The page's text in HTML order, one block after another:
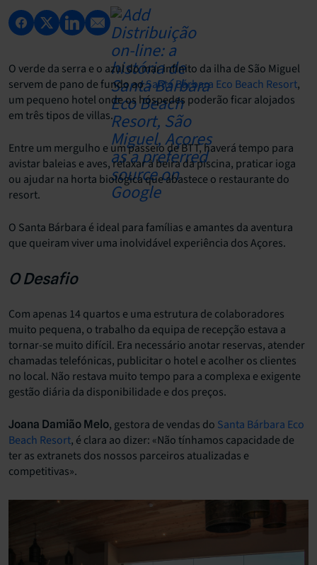
O verde da serra e o azul do mar infinito da ilha de São Miguel
servem de pano de fundo aoSanta Bárbara Eco Beach Resort,
um pequeno hotel onde os hóspedes poderão ficar alojados
em três tipos de villas.
Entre um mergulho e um passeio de BTT, haverá tempo para
avistar baleias e aves, relaxar à beira da piscina, praticar ioga
ou ajudar na horta biológica que abastece o restaurante do
resort.
O Santa Bárbara é ideal para famílias e amantes da aventura
que queiram viver uma inolvidável experiência dos Açores.
O Desafio
Com apenas 14 quartos e uma estrutura de colaboradores
muito pequena, o trabalho da equipa de recepção estava a
tornar-se muito difícil. Era necessário anotar reservas, atender
chamadas telefónicas, publicitar o hotel e acolher os clientes
no local. Não restava muito tempo para a complexa e exigente
gestão diária da disponibilidade e dos preços.
Joana Damião Melo, gestora de vendas do Santa Bárbara Eco
Beach Resort, é clara ao dizer: «Não tínhamos capacidade de
ter as extranets dos nossos parceiros atualizadas e
competitivas».